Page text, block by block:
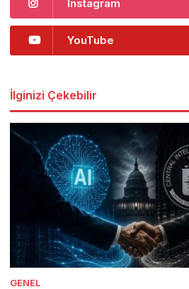
Instagram
YouTube
İlginizi Çekebilir
GENEL